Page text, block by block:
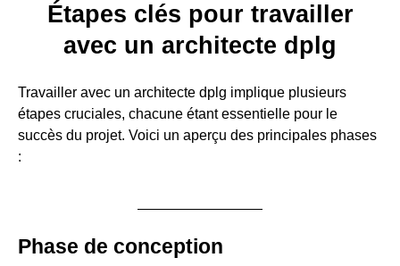
Étapes clés pour travailler
avec un architecte dplg
Travailler avec un architecte dplg implique plusieurs
étapes cruciales, chacune étant essentielle pour le
succès du projet. Voici un aperçu des principales phases
:
Phase de conception